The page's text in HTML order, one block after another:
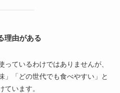
理由がある
っているわけではありませんが、
」「どの世代でも食べやすい」と
ています。